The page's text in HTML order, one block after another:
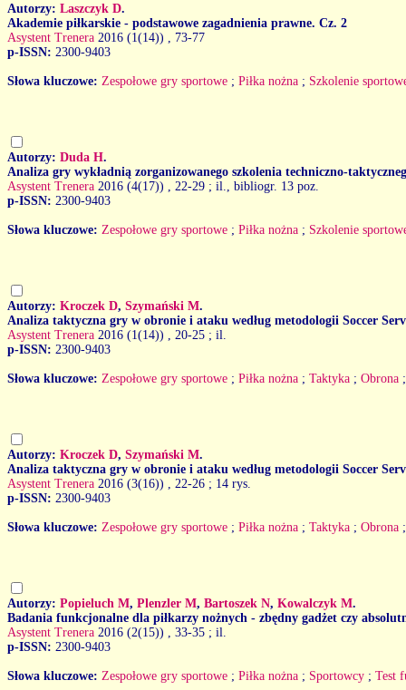
Autorzy: Laszczyk D.
Akademie piłkarskie - podstawowe zagadnienia prawne. Cz. 2
Asystent Trenera 2016 (1(14))
, 73-77
p-ISSN: 2300-9403
Słowa kluczowe: Zespołowe gry sportowe ; Piłka nożna ; Szkolenie
Autorzy: Duda H.
Analiza gry wykładnią zorganizowanego szkolenia techniczno-
Asystent Trenera 2016 (4(17))
, 22-29 ; il., bibliogr. 13 poz.
p-ISSN: 2300-9403
Słowa kluczowe: Zespołowe gry sportowe ; Piłka nożna ; Szkolenie
Autorzy: Kroczek D, Szymański M.
Analiza taktyczna gry w obronie i ataku według metodologii Soccer
Asystent Trenera 2016 (1(14))
, 20-25 ; il.
p-ISSN: 2300-9403
Słowa kluczowe: Zespołowe gry sportowe ; Piłka nożna ; Taktyka ; Obrona
Autorzy: Kroczek D, Szymański M.
Analiza taktyczna gry w obronie i ataku według metodologii Soccer
Asystent Trenera 2016 (3(16))
, 22-26 ; 14 rys.
p-ISSN: 2300-9403
Słowa kluczowe: Zespołowe gry sportowe ; Piłka nożna ; Taktyka ; Obrona
Autorzy: Popieluch M, Plenzler M, Bartoszek N, Kowalczyk M.
Badania funkcjonalne dla piłkarzy nożnych - zbędny gadżet czy
Asystent Trenera 2016 (2(15))
, 33-35 ; il.
p-ISSN: 2300-9403
Słowa kluczowe: Zespołowe gry sportowe ; Piłka nożna ; Sportowcy ; Test